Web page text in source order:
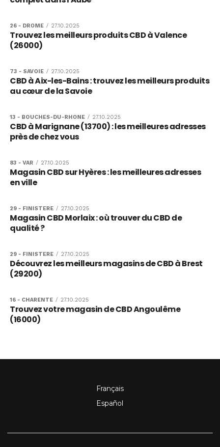
26 - DROME / 27.10.2025
Trouvez les meilleurs produits CBD à Valence
(26000)
73 - SAVOIE / 27.10.2025
CBD à Aix-les-Bains : trouvez les meilleurs produits
au cœur de la Savoie
13 - BOUCHES-DU-RHONE / 27.10.2025
CBD à Marignane (13700) : les meilleures adresses
près de chez vous
83 - VAR / 27.10.2025
Magasin CBD sur Hyères : les meilleures adresses
en ville
29 - FINISTERE / 27.10.2025
Magasin CBD Morlaix : où trouver du CBD de
qualité ?
29 - FINISTERE / 27.10.2025
Découvrez les meilleurs magasins de CBD à Brest
(29200)
16 - CHARENTE / 27.10.2025
Trouvez votre magasin de CBD Angoulême
(16000)
Français
Español